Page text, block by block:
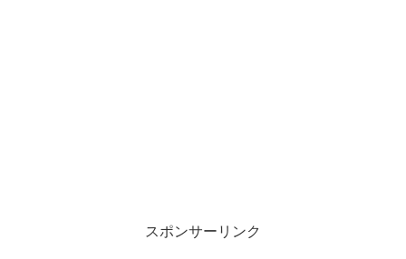
スポンサーリンク